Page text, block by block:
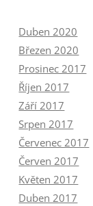
Duben 2020
Březen 2020
Prosinec 2017
Říjen 2017
Září 2017
Srpen 2017
Červenec 2017
Červen 2017
Květen 2017
Duben 2017